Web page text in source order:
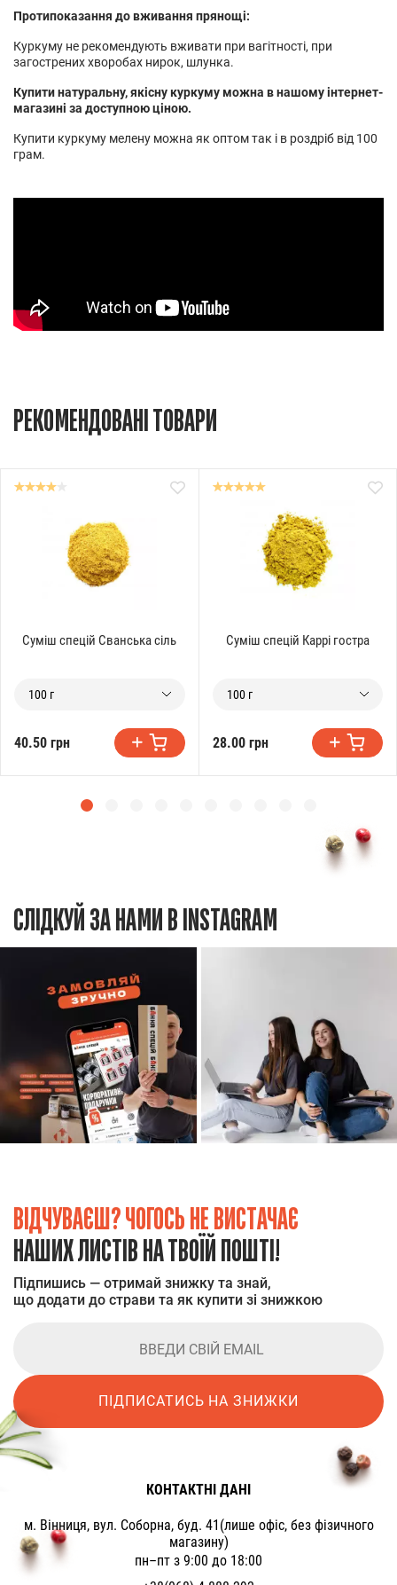
Протипоказання до вживання прянощі:
Куркуму не рекомендують вживати при вагітності, при
загострених хворобах нирок, шлунка.
Купити натуральну, якісну куркуму можна в нашому інтернет-
магазині за доступною ціною.
Купити куркуму мелену можна як оптом так і в роздріб від 100
грам.
РЕКОМЕНДОВАНІ ТОВАРИ
Суміш спецій Сванська сіль
100 г
40.50 грн
Суміш спецій Каррі гостра
100 г
28.00 грн
СЛІДКУЙ ЗА НАМИ В INSTAGRAM
ВІДЧУВАЄШ? ЧОГОСЬ НЕ ВИСТАЧАЄ
НАШИХ ЛИСТІВ НА ТВОЇЙ ПОШТІ!
Підпишись — отримай знижку та знай,
що додати до страви та як купити зі знижкою
ПІДПИСАТИСЬ НА ЗНИЖКИ
КОНТАКТНІ ДАНІ
м. Вінниця, вул. Соборна, буд. 41(лише офіс, без фізичного
магазину)
пн–пт з 9:00 до 18:00